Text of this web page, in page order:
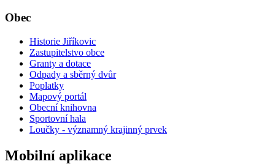
Obec
Historie Jiříkovic
Zastupitelstvo obce
Granty a dotace
Odpady a sběrný dvůr
Poplatky
Mapový portál
Obecní knihovna
Sportovní hala
Loučky - významný krajinný prvek
Mobilní aplikace